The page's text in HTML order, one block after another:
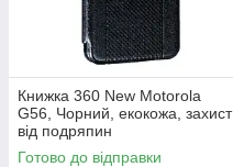
Книжка 360 New Motorola
G56, Чорний, екокожа, захист
від подряпин
Готово до відправки